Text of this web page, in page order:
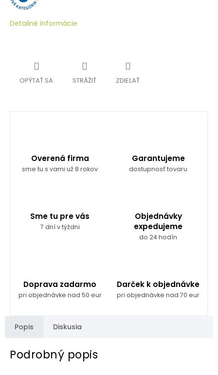
Detailné informácie
OPÝTAŤ SA STRÁŽIŤ ZDIEĽAŤ
Overená firma
sme tu s vami už 8 rokov
Garantujeme
dostupnosť tovaru
Sme tu pre vás
7 dní v týždni
Objednávky
expedujeme
do 24 hodín
Doprava zadarmo
pri objednávke nad 50 eur
Darček k objednávke
pri objednávke nad 70 eur
Popis Diskusia
Podrobný popis